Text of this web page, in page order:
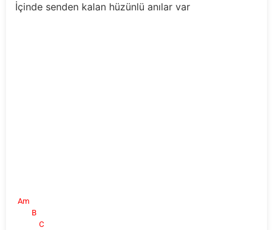
İçinde senden kalan hüzünlü anılar var
Am
B
C